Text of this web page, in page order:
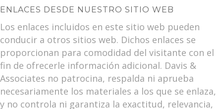
ENLACES DESDE NUESTRO SITIO WEB
Los enlaces incluidos en este sitio web pueden
conducir a otros sitios web. Dichos enlaces se
proporcionan para comodidad del visitante con el
fin de ofrecerle información adicional. Davis &
Associates no patrocina, respalda ni aprueba
necesariamente los materiales a los que se enlaza,
y no controla ni garantiza la exactitud, relevancia,